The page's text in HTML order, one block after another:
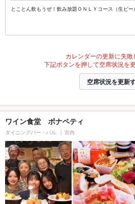
とことん飲もうぜ！飲み放題ＯＮＬＹコース（生ビー
カレンダーの更新に失敗
下記ボタンを押して空席状況を
空席状況を更新
ワイン食堂 ボナペティ
ダイニングバー・バル 宮内